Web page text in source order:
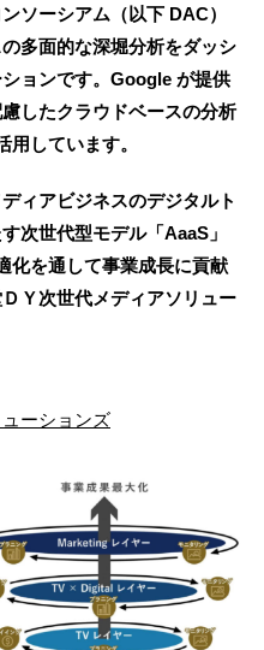
ソーシアム（以下 DAC）
多面的な深堀分析をダッシ
ョンです。Google が提供
したクラウドベースの分析
しています。
ィアビジネスのデジタルト
次世代型モデル「AaaS」
化を通して事業成長に貢献
Ｙ次世代メディアソリュー
ーションズ